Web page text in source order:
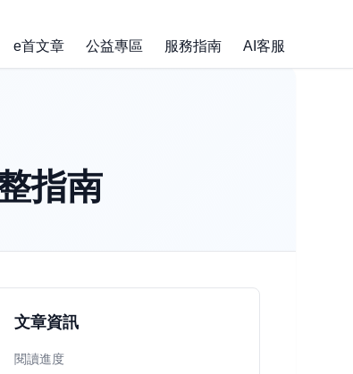
e首文章 公益專區 服務指南 AI客服
指南
文章資訊
閱讀進度